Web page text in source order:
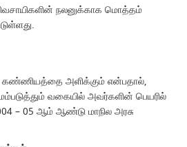
நலனுக்காக மொத்தம்
கண்ணியத்தை அளிக்கும் என்பதால்,
வகையில் அவர்களின் பெயரில்
– 05 ஆம் ஆண்டு மாநில அரசு